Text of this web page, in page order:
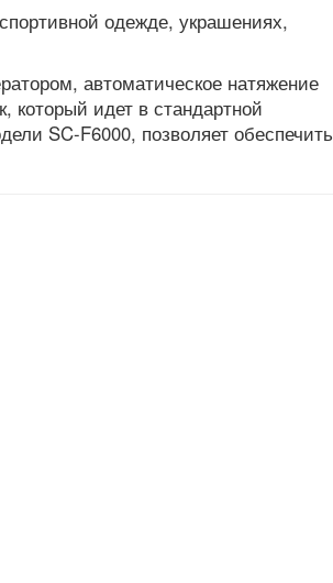
одежде, украшениях,
автоматическое натяжение
который идет в стандартной
SC-F6000, позволяет обеспечить